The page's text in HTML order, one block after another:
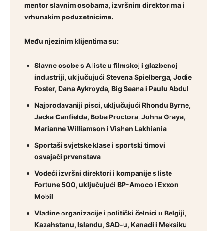
mentor slavnim osobama, izvršnim direktorima i
vrhunskim poduzetnicima.
Među njezinim klijentima su:
Slavne osobe s A liste u filmskoj i glazbenoj
industriji, uključujući Stevena Spielberga, Jodie
Foster, Dana Aykroyda, Big Seana i Paulu Abdul
Najprodavaniji pisci, uključujući Rhondu Byrne,
Jacka Canfielda, Boba Proctora, Johna Graya,
Marianne Williamson i Vishen Lakhiania
Sportaši svjetske klase i sportski timovi
osvajači prvenstava
Vodeći izvršni direktori i kompanije s liste
Fortune 500, uključujući BP-Amoco i Exxon
Mobil
Vladine organizacije i politički čelnici u Belgiji,
Kazahstanu, Islandu, SAD-u, Kanadi i Meksiku